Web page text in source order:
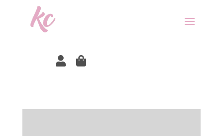
 